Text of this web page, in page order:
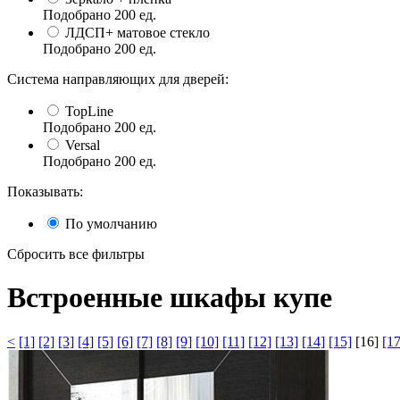
Подобрано 200 ед.
ЛДСП+ матовое стекло
Подобрано 200 ед.
Система направляющих для дверей:
TopLine
Подобрано 200 ед.
Versal
Подобрано 200 ед.
Показывать:
По умолчанию
Сбросить все фильтры
Встроенные шкафы купе
< [1] [2] [3] [4] [5] [6] [7] [8] [9] [10] [11] [12] [13] [14] [15] [16]